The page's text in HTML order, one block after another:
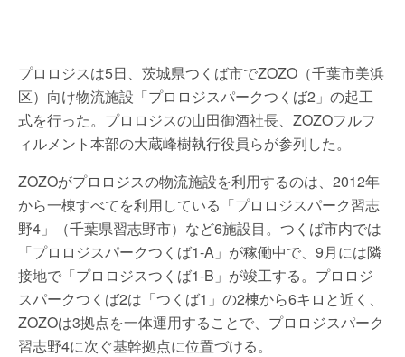
プロロジスは5日、茨城県つくば市でZOZO（千葉市美浜
区）向け物流施設「プロロジスパークつくば2」の起工
式を行った。プロロジスの山田御酒社長、ZOZOフルフ
ィルメント本部の大蔵峰樹執行役員らが参列した。
ZOZOがプロロジスの物流施設を利用するのは、2012年
から一棟すべてを利用している「プロロジスパーク習志
野4」（千葉県習志野市）など6施設目。つくば市内では
「プロロジスパークつくば1-A」が稼働中で、9月には隣
接地で「プロロジスつくば1-B」が竣工する。プロロジ
スパークつくば2は「つくば1」の2棟から6キロと近く、
ZOZOは3拠点を一体運用することで、プロロジスパーク
習志野4に次ぐ基幹拠点に位置づける。